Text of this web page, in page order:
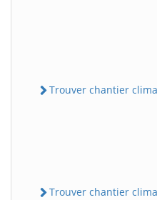
Trouver chantier
Trouver chantier